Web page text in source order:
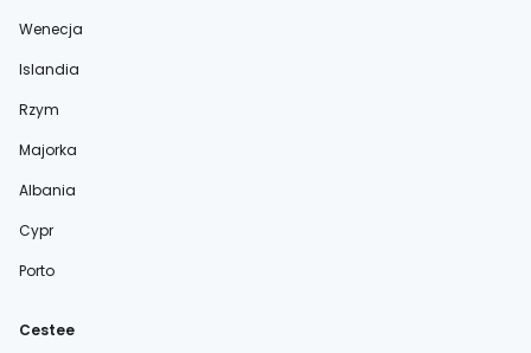
Wenecja
Islandia
Rzym
Majorka
Albania
Cypr
Porto
Cestee